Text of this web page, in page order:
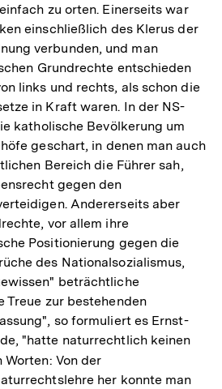
zu orten. Einerseits war
einschließlich des Klerus der
verbunden, und man
Grundrechte entschieden
links und rechts, als schon die
in Kraft waren. In der NS-
katholische Bevölkerung um
geschart, in denen man auch
Bereich die Führer sah,
gegen den
Andererseits aber
vor allem ihre
Positionierung gegen die
des Nationalsozialismus,
beträchtliche
Treue zur bestehenden
so formuliert es Ernst-
"hatte naturrechtlich keinen
Worten: Von der
her konnte man